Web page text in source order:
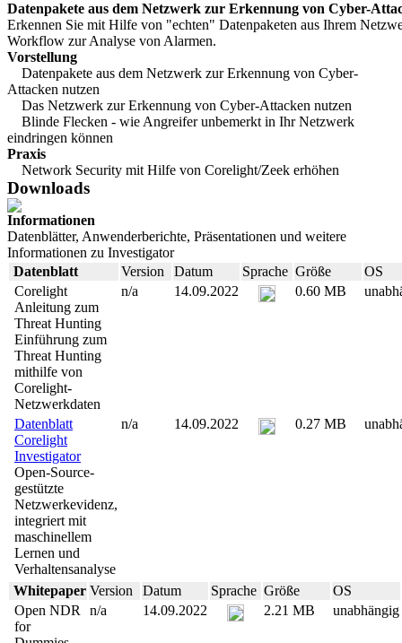
Datenpakete aus dem Netzwerk zur Erkennung von Cyber-
Erkennen Sie mit Hilfe von "echten" Datenpaketen aus Ihrem
Workflow zur Analyse von Alarmen.
Vorstellung
Datenpakete aus dem Netzwerk zur Erkennung von Cyber-
Attacken nutzen
Das Netzwerk zur Erkennung von Cyber-Attacken nutzen
Blinde Flecken - wie Angreifer unbemerkt in Ihr Netzwerk
eindringen können
Praxis
Network Security mit Hilfe von Corelight/Zeek erhöhen
Downloads
Informationen
Datenblätter, Anwenderberichte, Präsentationen und weitere
Informationen zu Investigator
Datenblatt
Version Datum Sprache Größe
OS
Corelight
Anleitung zum
Threat Hunting
Einführung zum
Threat Hunting
mithilfe von
Corelight-
Netzwerkdaten
n/a 14.09.2022 0.60 MB
Datenblatt
Corelight
Investigator
Open-Source-
gestützte
Netzwerkevidenz,
integriert mit
maschinellem
Lernen und
Verhaltensanalyse
n/a 14.09.2022 0.27 MB
Whitepaper Version Datum Sprache Größe
OS
Open NDR
for
n/a 14.09.2022 2.21 MB unabhängig